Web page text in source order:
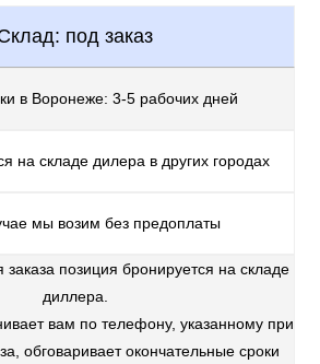
под заказ
в Воронеже: 3-5 рабочих дней
на складе дилера в других городах
мы возим без предоплаты
позиция бронируется на складе
диллера.
вам по телефону, указанному при
обговаривает окончательные сроки